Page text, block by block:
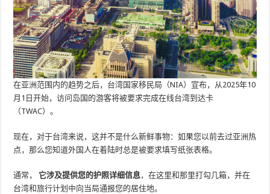
在亚洲范围内的趋势之后，台湾国家移民局（NIA）宣布，从2025年10
月1日开始，访问岛国的游客将被要求完成在线台湾到达卡
（TWAC）。
现在，对于台湾来说，这并不是什么新鲜事物：如果您以前去过亚洲热
点，那么您知道外国人在着陆时总是被要求填写纸张表格。
通常， 它涉及提供您的护照详细信息，在这里和那里打勾几箱，并在
台湾和旅行计划中向当局通报您的居住地。